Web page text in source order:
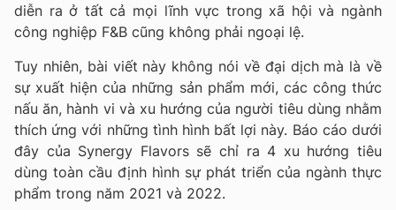
diễn ra ở tất cả mọi lĩnh vực trong xã hội và ngành
công nghiệp F&B cũng không phải ngoại lệ.
Tuy nhiên, bài viết này không nói về đại dịch mà là về
sự xuất hiện của những sản phẩm mới, các công thức
nấu ăn, hành vi và xu hướng của người tiêu dùng nhằm
thích ứng với những tình hình bất lợi này. Báo cáo dưới
đây của Synergy Flavors sẽ chỉ ra 4 xu hướng tiêu
dùng toàn cầu định hình sự phát triển của ngành thực
phẩm trong năm 2021 và 2022.